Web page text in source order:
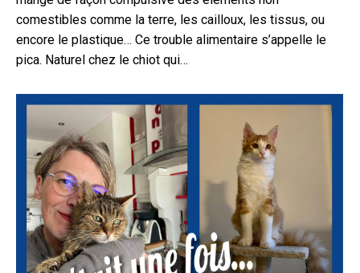
comestibles comme la terre, les cailloux, les tissus, ou
encore le plastique… Ce trouble alimentaire s’appelle le
pica. Naturel chez le chiot qui…